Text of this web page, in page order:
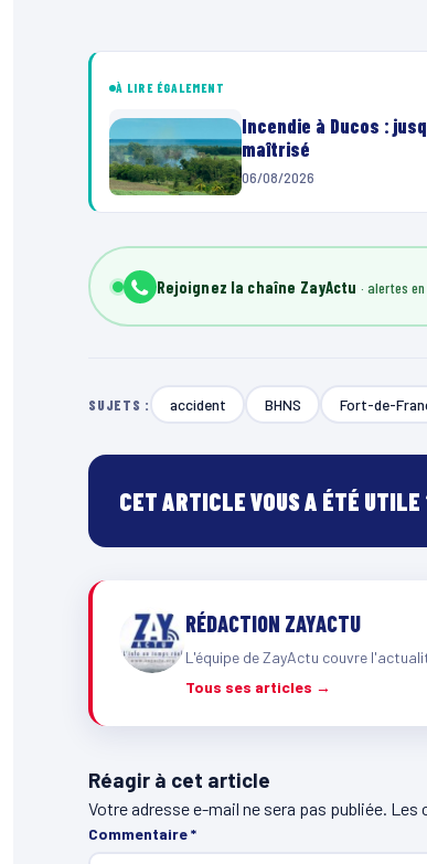
À LIRE ÉGALEMENT
Incendie à Ducos :
maîtrisé
06/08/2026
Rejoignez la chaîne ZayActu
SUJETS : accident BHNS Fort-de-
CET ARTICLE VOUS A ÉTÉ
RÉDACTION ZAYACTU
L'équipe de ZayActu couvre
Tous ses articles →
Réagir à cet article
Votre adresse e-mail ne sera pas publiée. Les
Commentaire*